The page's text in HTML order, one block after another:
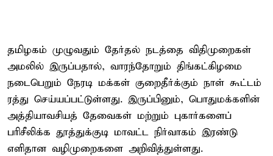
தமிழகம் முழுவதும் தேர்தல் நடத்தை விதிமுறைகள்
அமலில் இருப்பதால், வாரந்தோறும் திங்கட்கிழமை
நடைபெறும் நேரடி மக்கள் குறைதீர்க்கும் நாள் கூட்டம்
ரத்து செய்யப்பட்டுள்ளது. இருப்பினும், பொதுமக்களின்
அத்தியாவசியத் தேவைகள் மற்றும் புகார்களைப்
பரிசீலிக்க தூத்துக்குடி மாவட்ட நிர்வாகம் இரண்டு
எளிதான வழிமுறைகளை அறிவித்துள்ளது.